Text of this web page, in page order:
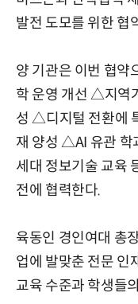
발전 도모를 위한 협
양 기관은 이번 협
학 운영 개선 △지역
성 △디지털 전환에
재 양성 △AI 유관 학
세대 정보기술 교육
전에 협력한다.
육동인 경인여대 총
업에 발맞춘 전문 인
교육 수준과 학생들